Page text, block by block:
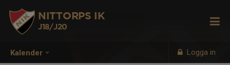
Kalender Logga in
NITTORPS IK
J18/J20